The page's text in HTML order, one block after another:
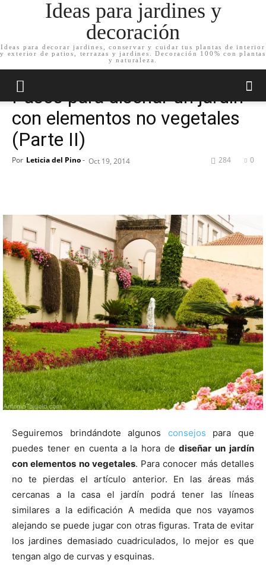
Ideas para jardines y
decoración
Ideas para decorar jardines, conservar y cuidar tus plantas de interior
y exterior de patios, terrazas y jardines. Decoración 100% con plantas
y naturaleza.
Inicio Decoración de jardín Diseño de jardines
Pasos para diseñar un jardín
con elementos no vegetales
(Parte II)
Por Leticia del Pino- Oct 19, 2014 0
284
Seguiremos brindándote algunos consejos para que
puedes tener en cuenta a la hora de diseñar un jardín
con elementos no vegetales. Para conocer más detalles
no te pierdas el artículo anterior. En las áreas más
cercanas a la casa el jardín podrá tener las líneas
similares a la edificación A medida que nos vayamos
alejando se puede jugar con otras figuras. Trata de evitar
los jardines demasiado cuadriculados, lo mejor es que
tengan algo de curvas y esquinas.